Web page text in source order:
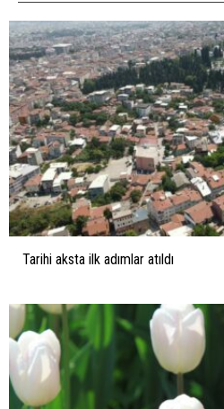
Tarihi aksta ilk adımlar atıldı